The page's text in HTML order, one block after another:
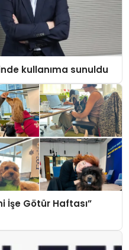
kullanıma sunuldu
İşe Götür Haftası”